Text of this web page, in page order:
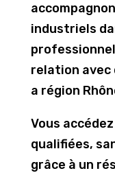
industriels
relation avec
a région
Vous
qualifiées,
grâce à un